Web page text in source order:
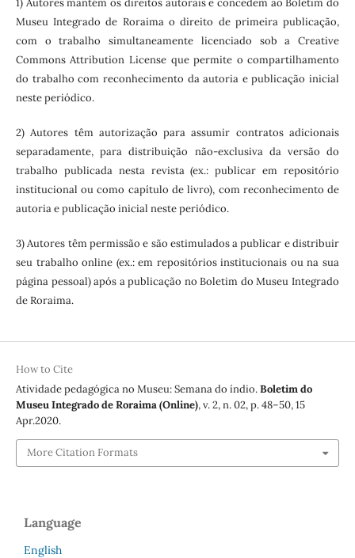
1) Autores mantém os direitos autorais e concedem ao Boletim do
Museu Integrado de Roraima o direito de primeira publicação,
com o trabalho simultaneamente licenciado sob a Creative
Commons Attribution License que permite o compartilhamento
do trabalho com reconhecimento da autoria e publicação inicial
neste periódico.
2) Autores têm autorização para assumir contratos adicionais
separadamente, para distribuição não-exclusiva da versão do
trabalho publicada nesta revista (ex.: publicar em repositório
institucional ou como capítulo de livro), com reconhecimento de
autoria e publicação inicial neste periódico.
3) Autores têm permissão e são estimulados a publicar e distribuir
seu trabalho online (ex.: em repositórios institucionais ou na sua
página pessoal) após a publicação no Boletim do Museu Integrado
de Roraima.
How to Cite
Atividade pedagógica no Museu: Semana do índio.Boletim do
Museu Integrado de Roraima (Online), v. 2, n. 02, p. 48–50, 15
Apr.2020.
More Citation Formats
Language
English